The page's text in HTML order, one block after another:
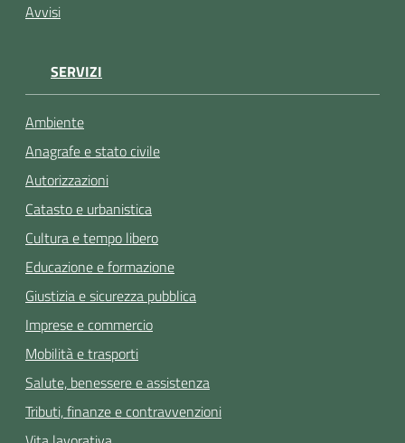
Avvisi
SERVIZI
Ambiente
Anagrafe e stato civile
Autorizzazioni
Catasto e urbanistica
Cultura e tempo libero
Educazione e formazione
Giustizia e sicurezza pubblica
Imprese e commercio
Mobilità e trasporti
Salute, benessere e assistenza
Tributi, finanze e contravvenzioni